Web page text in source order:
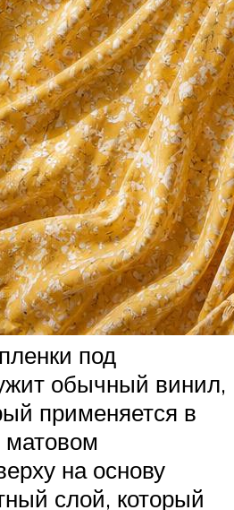
под
обычный винил,
применяется в
матовом
на основу
слой, который